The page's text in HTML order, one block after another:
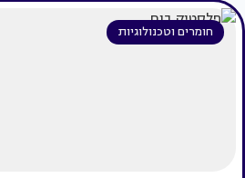
חומרים וטכנולוגיות